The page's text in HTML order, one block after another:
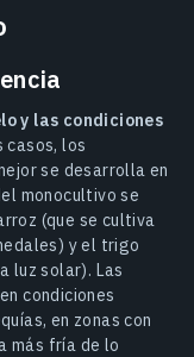
y las condiciones
casos, los
se desarrolla en
monocultivo se
(que se cultiva
y el trigo
luz solar). Las
condiciones
en zonas con
más fría de lo